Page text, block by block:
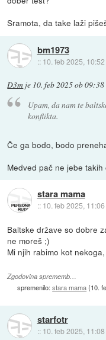
Sramota, da take laži
bm1973
:: 10. feb 2025, 10:52
D3m je 10. feb 2025 ob 09:38
Upam, da nam te
konflikta.
Če ga bodo, bodo
Medved pač ne jebe takih
stara mama
:: 10. feb 2025, 11:06
Baltske države so dobre
ne moreš ;)
Mi njih rabimo kot
Zgodovina sprememb…
spremenilo:stara mama(10.
starfotr
:: 10. feb 2025, 11:08